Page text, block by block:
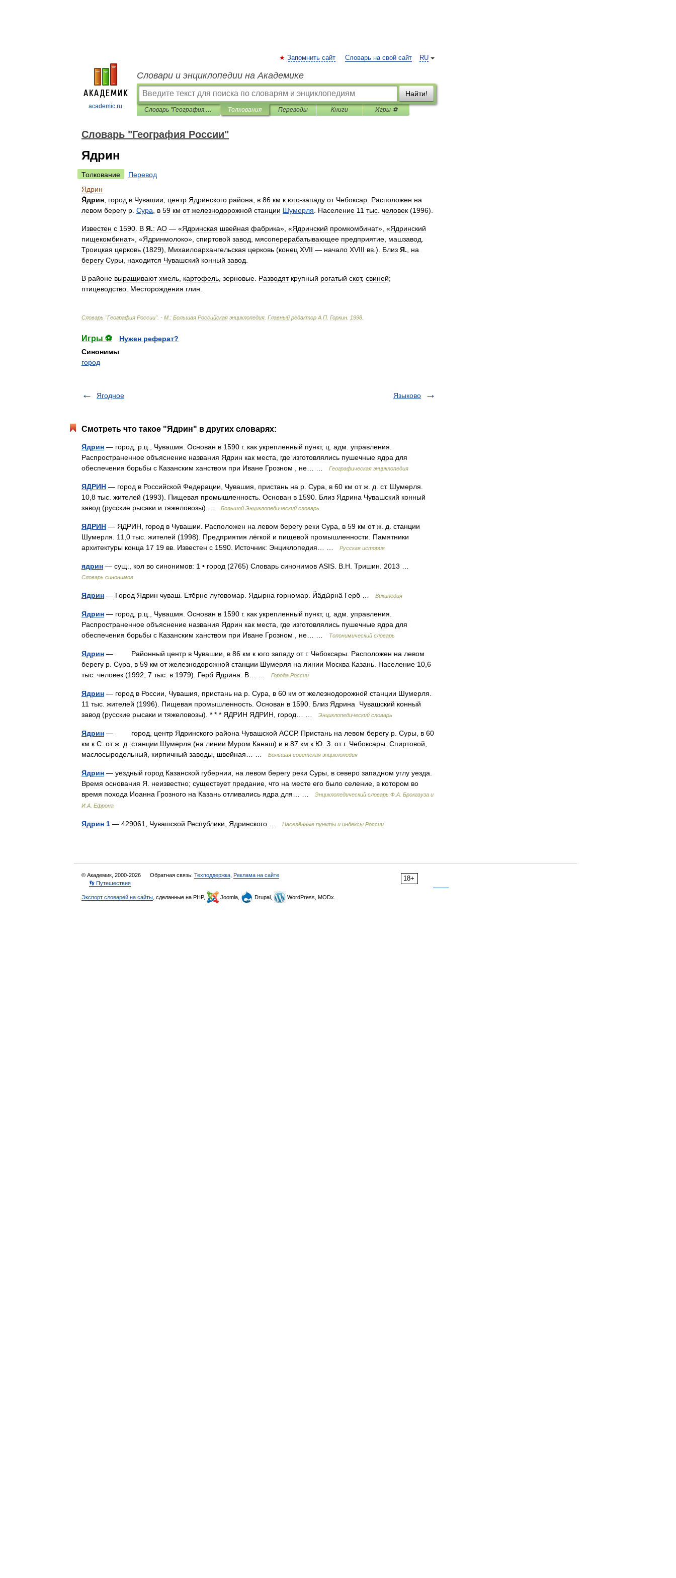
academic.ru
RU
Запомнить сайт Словарь на свой сайт
Словари и энциклопедии на Академике
Найти!
Словарь "География России" Толкования Переводы Книги Игры ⚽
Словарь "География России"
Ядрин
Толкование
Перевод
Ядрин
Я́дрин город в Чувашии центр Ядринского района в 86 км к юго-западу от Чебоксар Расположен на
левом берегу р Сура в 59 км от железнодорожной станции Шумерля Население 11 тыс человек (1996).
Известен с 1590 В Я.: АО — «Ядринская швейная фабрика», «Ядринский промкомбинат», «Ядринский
пищекомбинат», «Ядринмолоко», спиртовой завод мясоперерабатывающее предприятие машзавод
Троицкая церковь (1829), Михаилоархангельская церковь (конец XVII — начало XVIII вв .). Близ Я.
на
берегу Суры находится Чувашский конный завод
В районе выращивают хмель картофель зерновые Разводят крупный рогатый скот, свиней;
птицеводство Месторождения глин
Словарь "География России". - М : Большая Российская энциклопедия Главный редактор А П Горкин 1998
Игры ⚽
Нужен реферат?
Синонимы:
город
Ягодное Языково
Смотреть что такое "Ядрин" в других словарях:
Ядрин — город, р.ц., Чувашия. Основан в 1590 г. как укрепленный пункт, ц. адм. управления.
Распространенное объяснение названия Ядрин как места, где изготовлялись пушечные ядра для
обеспечения борьбы с Казанским ханством при Иване Грозном , не… …
Географическая энциклопедия
ЯДРИН — город в Российской Федерации, Чувашия, пристань на р. Сура, в 60 км от ж. д. ст. Шумерля.
10,8 тыс. жителей (1993). Пищевая промышленность. Основан в 1590. Близ Ядрина Чувашский конный
завод (русские рысаки и тяжеловозы) …
Большой Энциклопедический словарь
ЯДРИН — ЯДРИН, город в Чувашии. Расположен на левом берегу реки Сура, в 59 км от ж. д. станции
Шумерля. 11,0 тыс. жителей (1998). Предприятия лёгкой и пищевой промышленности. Памятники
архитектуры конца 17 19 вв. Известен с 1590. Источник: Энциклопедия… …
Русская история
ядрин — сущ., кол во синонимов: 1 • город (2765) Словарь синонимов ASIS. В.Н. Тришин. 2013 …
Словарь синонимов
Ядрин — Город Ядрин чуваш. Етĕрне луговомар. Ядырна горномар. Йӓдӹрнӓ Герб … Википедия
Ядрин — город, р.ц., Чувашия. Основан в 1590 г. как укрепленный пункт, ц. адм. управления.
Распространенное объяснение названия Ядрин как места, где изготовлялись пушечные ядра для
обеспечения борьбы с Казанским ханством при Иване Грозном , не… …
Топонимический словарь
Ядрин — Районный центр в Чувашии, в 86 км к юго западу от г. Чебоксары. Расположен на левом
берегу р. Сура, в 59 км от железнодорожной станции Шумерля на линии Москва Казань. Население 10,6
тыс. человек (1992; 7 тыс. в 1979). Герб Ядрина. В… …
Города России
Ядрин — город в России, Чувашия, пристань на р. Сура, в 60 км от железнодорожной станции Шумерля.
11 тыс. жителей (1996). Пищевая промышленность. Основан в 1590. Близ Ядрина Чувашский конный
завод (русские рысаки и тяжеловозы). * * * ЯДРИН ЯДРИН, город… …
Энциклопедический словарь
Ядрин — город, центр Ядринского района Чувашской АССР. Пристань на левом берегу р. Суры, в 60
км к С. от ж. д. станции Шумерля (на линии Муром Канаш) и в 87 км к Ю. З. от г. Чебоксары. Спиртовой,
маслосыродельный, кирпичный заводы, швейная… …
Большая советская энциклопедия
Ядрин — уездный город Казанской губернии, на левом берегу реки Суры, в северо западном углу уезда.
Время основания Я. неизвестно; существует предание, что на месте его было селение, в котором во
время похода Иоанна Грозного на Казань отливались ядра для… …
Энциклопедический словарь Ф.А. Брокгауза и
И.А. Ефрона
Ядрин 1 — 429061, Чувашской Республики, Ядринского … Населённые пункты и индексы России
18+
© Академик, 2000-2026 Обратная связь: Техподдержка Реклама на сайте
👣 Путешествия
Экспорт словарей на сайты , сделанные на PHP, Joomla, Drupal, WordPress, MODx.